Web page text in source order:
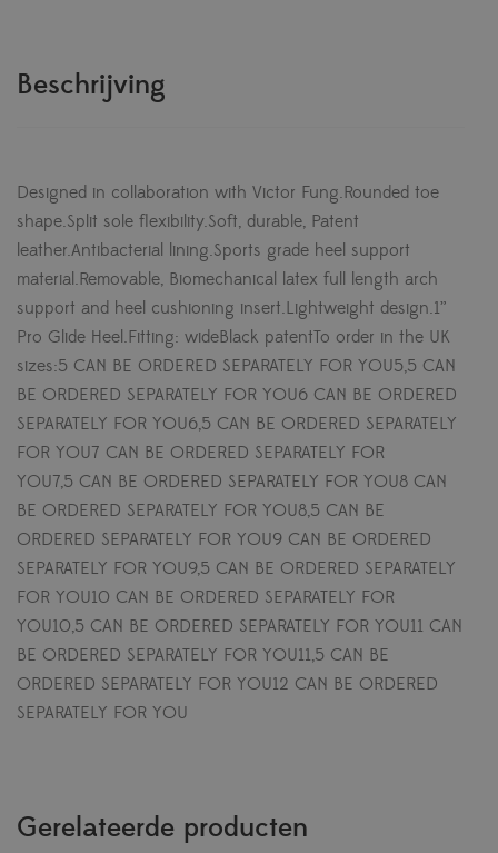
Beschrijving
Designed in collaboration with Victor Fung.Rounded toe
shape.Split sole flexibility.Soft, durable, Patent
leather.Antibacterial lining.Sports grade heel support
material.Removable, Biomechanical latex full length arch
support and heel cushioning insert.Lightweight design.1”
Pro Glide Heel.Fitting: wideBlack patentTo order in the UK
sizes:5 CAN BE ORDERED SEPARATELY FOR YOU5,5 CAN
BE ORDERED SEPARATELY FOR YOU6 CAN BE ORDERED
SEPARATELY FOR YOU6,5 CAN BE ORDERED SEPARATELY
FOR YOU7 CAN BE ORDERED SEPARATELY FOR
YOU7,5 CAN BE ORDERED SEPARATELY FOR YOU8 CAN
BE ORDERED SEPARATELY FOR YOU8,5 CAN BE
ORDERED SEPARATELY FOR YOU9 CAN BE ORDERED
SEPARATELY FOR YOU9,5 CAN BE ORDERED SEPARATELY
FOR YOU10 CAN BE ORDERED SEPARATELY FOR
YOU10,5 CAN BE ORDERED SEPARATELY FOR YOU11 CAN
BE ORDERED SEPARATELY FOR YOU11,5 CAN BE
ORDERED SEPARATELY FOR YOU12 CAN BE ORDERED
SEPARATELY FOR YOU
Gerelateerde producten